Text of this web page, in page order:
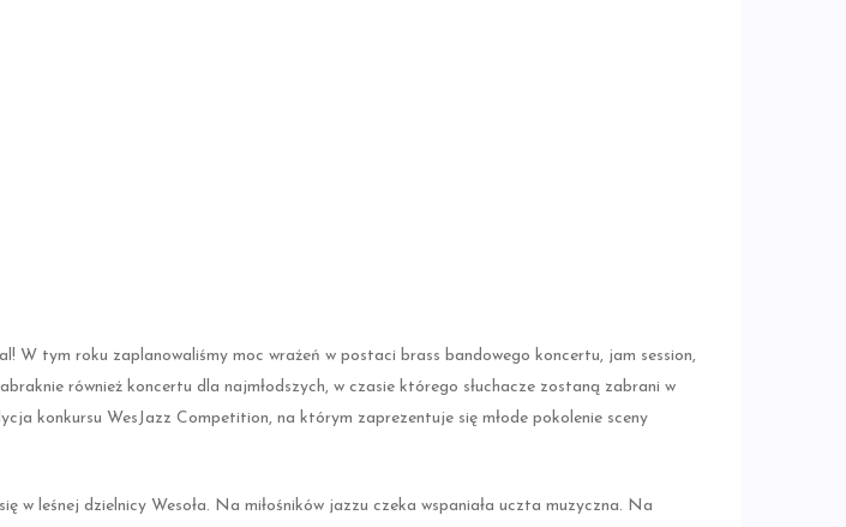
W tym roku zaplanowaliśmy moc wrażeń w postaci brass bandowego koncertu, jam session,
również koncertu dla najmłodszych, w czasie którego słuchacze zostaną zabrani w
konkursu WesJazz Competition, na którym zaprezentuje się młode pokolenie sceny
leśnej dzielnicy Wesoła. Na miłośników jazzu czeka wspaniała uczta muzyczna. Na